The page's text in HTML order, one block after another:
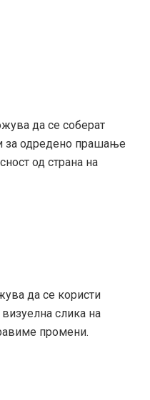
да се соберат
за одредено прашање
од страна на
да се користи
слика на
промени.